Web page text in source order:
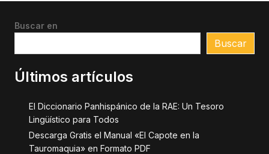
Buscar en
Buscar
Últimos artículos
El Diccionario Panhispánico de la RAE: Un Tesoro
Lingüístico para Todos
Descarga Gratis el Manual «El Capote en la
Tauromaquia» en Formato PDF